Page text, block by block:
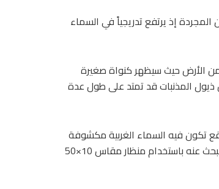
المجردة إذ يرتفع تدريجياً في السماء
مع اقتراب المذنب من الأرض حيث سيظهر كنواة صغيرة
ذيول المذنبات قد تمتد على طول عدة
تكون فيه السماء الغربية مكشوفة
بعد غروب الشمس ثم تحديد موقع المذنب باستخدام أحد التطبيقات الفلكية والبحث عنه باستخدام منظار مقاس 10×50